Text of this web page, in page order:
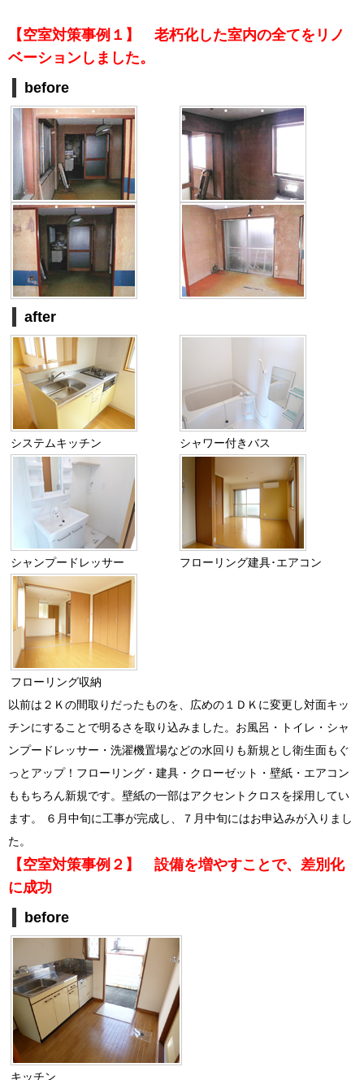
【空室対策事例１】 老朽化した室内の全てをリノ
ベーションしました。
before
after
システムキッチン シャワー付きバス
シャンプードレッサー フローリング建具･エアコン
フローリング収納
以前は２Ｋの間取りだったものを、広めの１ＤＫに変更し対面キッ
チンにすることで明るさを取り込みました。お風呂・トイレ・シャ
ンプードレッサー・洗濯機置場などの水回りも新規とし衛生面もぐ
っとアップ！フローリング・建具・クローゼット・壁紙・エアコン
ももちろん新規です。壁紙の一部はアクセントクロスを採用してい
ます。 ６月中旬に工事が完成し、７月中旬にはお申込みが入りまし
た。
【空室対策事例２】 設備を増やすことで、差別化
に成功
before
キッチン